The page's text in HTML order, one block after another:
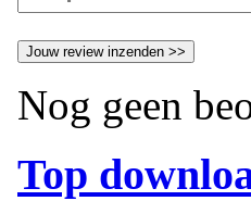
Nog geen
Top